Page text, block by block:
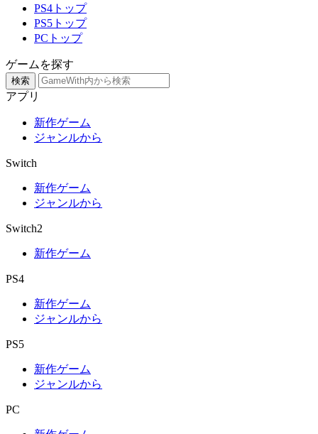
PS4トップ
PS5トップ
PCトップ
ゲームを探す
検索
アプリ
新作ゲーム
ジャンルから
Switch
新作ゲーム
ジャンルから
Switch2
新作ゲーム
PS4
新作ゲーム
ジャンルから
PS5
新作ゲーム
ジャンルから
PC